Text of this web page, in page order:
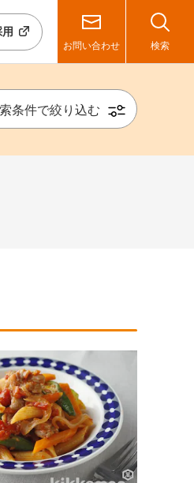
お問い合わせ 検索
条件で絞り込む